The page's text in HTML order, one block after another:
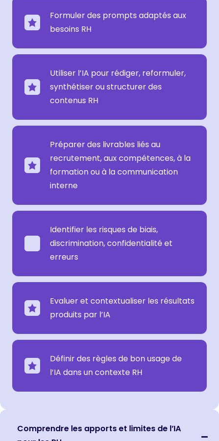
Formuler des prompts adaptés aux
besoins RH
Utiliser l’IA pour rédiger, reformuler,
synthétiser ou structurer des
contenus RH
Préparer des livrables liés au
recrutement, aux compétences, à la
formation ou à la communication
interne
Identifier les risques de biais,
discrimination, confidentialité et
erreurs
Evaluer et contextualiser les résultats
produits par l’IA
Définir des règles de bon usage de
l’IA dans un contexte RH
Comprendre les apports et limites de l’IA